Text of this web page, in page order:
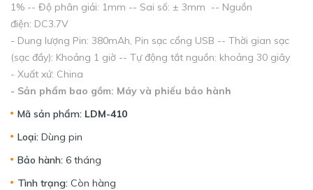
1% -- Độ phân giải: 1mm -- Sai số: ± 3mm -- Nguồn
điện: DC3.7V
- Dung lượng Pin: 380mAh, Pin sạc cổng USB -- Thời gian sạc
(sạc đầy): Khoảng 1 giờ -- Tự động tắt nguồn: khoảng 30 giây
- Xuất xứ: China
- Sản phẩm bao gồm: Máy và phiếu bảo hành
Mã sản phẩm: LDM-410
Loại: Dùng pin
Bảo hành: 6 tháng
Tình trạng: Còn hàng